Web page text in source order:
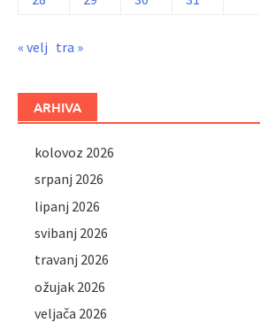
« velj tra »
ARHIVA
kolovoz 2026
srpanj 2026
lipanj 2026
svibanj 2026
travanj 2026
ožujak 2026
veljača 2026